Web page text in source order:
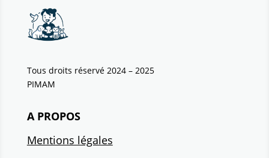
Tous droits réservé 2024 – 2025
PIMAM
A PROPOS
Mentions légales